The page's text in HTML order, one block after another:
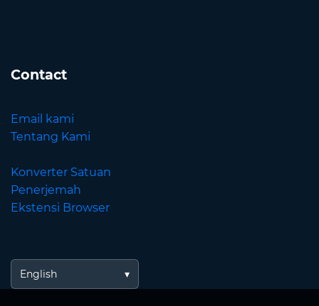
Contact
Email kami
Tentang Kami
Konverter Satuan
Penerjemah
Ekstensi Browser
English